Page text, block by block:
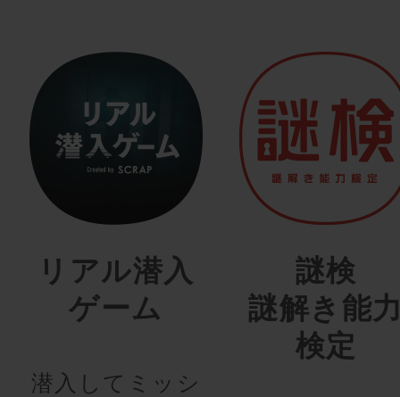
リアル潜入
ゲーム
潜入してミッシ
謎検
謎解き能
検定